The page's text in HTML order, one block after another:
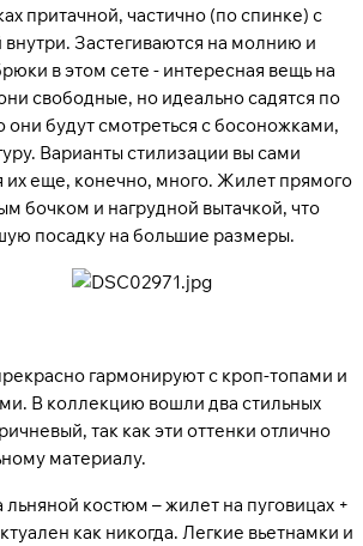
притачной, частично (по спинке) с
Застегиваются на молнию и
в этом сете - интересная вещь на
свободные, но идеально садятся по
они будут смотреться с босоножками,
Варианты стилизации вы сами
их еще, конечно, много. Жилет прямого
бочком и нагрудной вытачкой, что
посадку на большие размеры.
гармонируют с кроп-топами и
В коллекцию вошли два стильных
так как эти оттенки отлично
материалу.
костюм – жилет на пуговицах +
как никогда. Легкие вьетнамки и